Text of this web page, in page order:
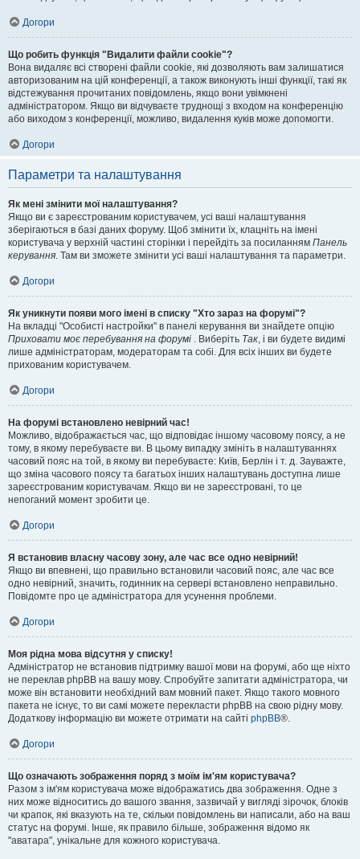
Догори
Що робить функція "Видалити файли cookie"?
Вона видаляє всі створені файли cookie, які дозволяють вам залишатися
авторизованим на цій конференції, а також виконують інші функції, такі як
відстежування прочитаних повідомлень, якщо вони увімкнені
адміністратором. Якщо ви відчуваєте труднощі з входом на конференцію
або виходом з конференції, можливо, видалення куків може допомогти.
Догори
Параметри та налаштування
Як мені змінити мої налаштування?
Якщо ви є зареєстрованим користувачем, усі ваші налаштування
зберігаються в базі даних форуму. Щоб змінити їх, клацніть на імені
користувача у верхній частині сторінки і перейдіть за посиланням Панель
керування. Там ви зможете змінити усі ваші налаштування та параметри.
Догори
Як уникнути появи мого імені в списку "Хто зараз на форумі"?
На вкладці "Особисті настройки" в панелі керування ви знайдете опцію
Приховати моє перебування на форумі . Виберіть Так, і ви будете видимі
лише адміністраторам, модераторам та собі. Для всіх інших ви будете
прихованим користувачем.
Догори
На форумі встановлено невірний час!
Можливо, відображається час, що відповідає іншому часовому поясу, а не
тому, в якому перебуваєте ви. В цьому випадку змініть в налаштуваннях
часовий пояс на той, в якому ви перебуваєте: Київ, Берлін і т. д. Зауважте,
що зміна часового поясу та багатьох інших налаштувань доступна лише
зареєстрованим користувачам. Якщо ви не зареєстровані, то це
непоганий момент зробити це.
Догори
Я встановив власну часову зону, але час все одно невірний!
Якщо ви впевнені, що правильно встановили часовий пояс, але час все
одно невірний, значить, годинник на сервері встановлено неправильно.
Повідомте про це адміністратора для усунення проблеми.
Догори
Моя рідна мова відсутня у списку!
Адміністратор не встановив підтримку вашої мови на форумі, або ще ніхто
не переклав phpBB на вашу мову. Спробуйте запитати адміністратора, чи
може він встановити необхідний вам мовний пакет. Якщо такого мовного
пакета не існує, то ви самі можете перекласти phpBB на свою рідну мову.
Додаткову інформацію ви можете отримати на сайті phpBB®.
Догори
Що означають зображення поряд з моїм ім'ям користувача?
Разом з ім'ям користувача може відображатись два зображення. Одне з
них може відноситись до вашого звання, зазвичай у вигляді зірочок, блоків
чи крапок, які вказують на те, скільки повідомлень ви написали, або на ваш
статус на форумі. Інше, як правило більше, зображення відомо як
"аватара", унікальне для кожного користувача.